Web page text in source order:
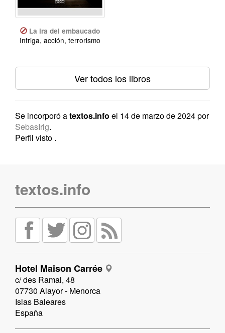
La ira del embaucado
Intriga, acción, terrorismo
Ver todos los libros
Se incorporó atextos.info el 14 de marzo de 2024 por
SebasIrig.
Perfil visto .
textos.info
Hotel Maison Carrée
c/ des Ramal, 48
07730 Alayor - Menorca
Islas Baleares
España